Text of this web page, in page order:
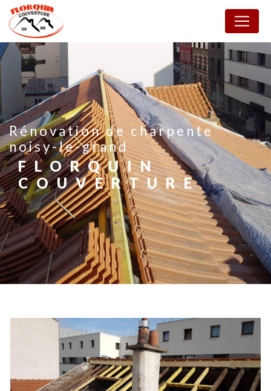
rénovation de charpente
noisy-le-grand
FLORQUIN
COUVERTURE
Panneau de gestion des cookies